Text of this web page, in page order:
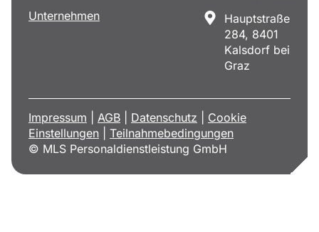
Unternehmen
Hauptstraße
284, 8401
Kalsdorf bei
Graz
© MLS Personaldienstleistung GmbH
Impressum AGB Datenschutz
Cookie
Einstellungen
Teilnahmebedingungen